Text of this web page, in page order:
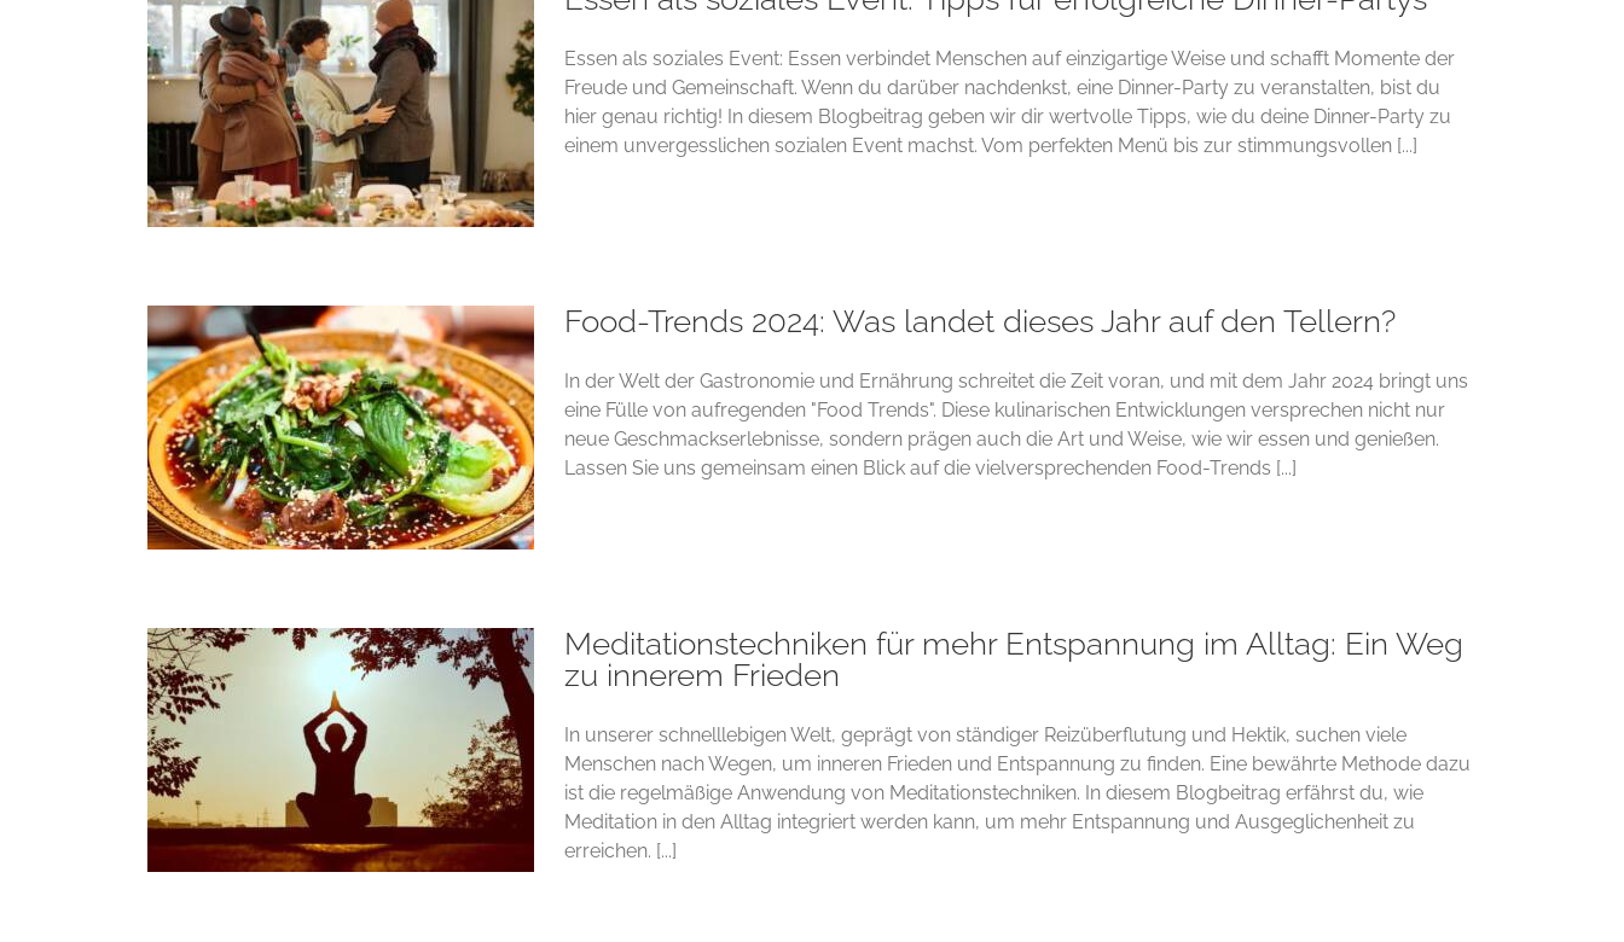
Essen als soziales Event: Essen verbindet Menschen auf einzigartige Weise und schafft Momente der
Freude und Gemeinschaft. Wenn du darüber nachdenkst, eine Dinner-Party zu veranstalten, bist du
hier genau richtig! In diesem Blogbeitrag geben wir dir wertvolle Tipps, wie du deine Dinner-Party zu
einem unvergesslichen sozialen Event machst. Vom perfekten Menü bis zur stimmungsvollen [...]
Food-Trends 2024: Was landet dieses Jahr auf den Tellern?
In der Welt der Gastronomie und Ernährung schreitet die Zeit voran, und mit dem Jahr 2024 bringt uns
eine Fülle von aufregenden "Food Trends". Diese kulinarischen Entwicklungen versprechen nicht nur
neue Geschmackserlebnisse, sondern prägen auch die Art und Weise, wie wir essen und genießen.
Lassen Sie uns gemeinsam einen Blick auf die vielversprechenden Food-Trends [...]
Meditationstechniken für mehr Entspannung im Alltag: Ein Weg
zu innerem Frieden
In unserer schnelllebigen Welt, geprägt von ständiger Reizüberflutung und Hektik, suchen viele
Menschen nach Wegen, um inneren Frieden und Entspannung zu finden. Eine bewährte Methode dazu
ist die regelmäßige Anwendung von Meditationstechniken. In diesem Blogbeitrag erfährst du, wie
Meditation in den Alltag integriert werden kann, um mehr Entspannung und Ausgeglichenheit zu
erreichen. [...]